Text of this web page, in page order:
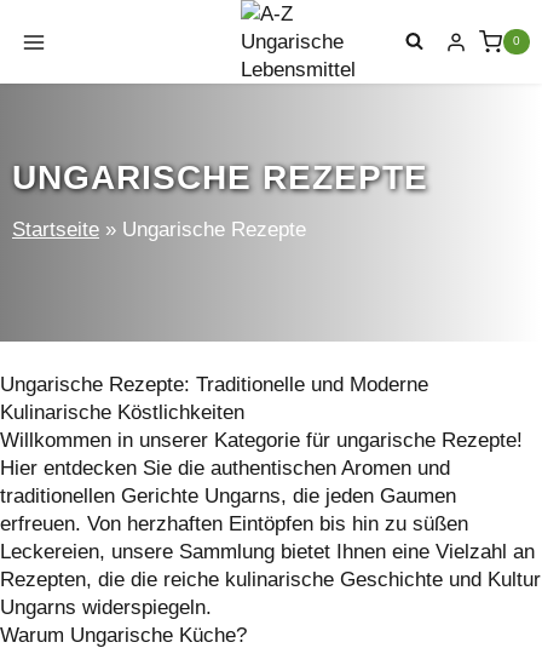
Inhalt
0
UNGARISCHE REZEPTE
Startseite » Ungarische Rezepte
Ungarische Rezepte: Traditionelle und Moderne
Kulinarische Köstlichkeiten
Willkommen in unserer Kategorie für ungarische Rezepte!
Hier entdecken Sie die authentischen Aromen und
traditionellen Gerichte Ungarns, die jeden Gaumen
erfreuen. Von herzhaften Eintöpfen bis hin zu süßen
Leckereien, unsere Sammlung bietet Ihnen eine Vielzahl an
Rezepten, die die reiche kulinarische Geschichte und Kultur
Ungarns widerspiegeln.
Warum Ungarische Küche?